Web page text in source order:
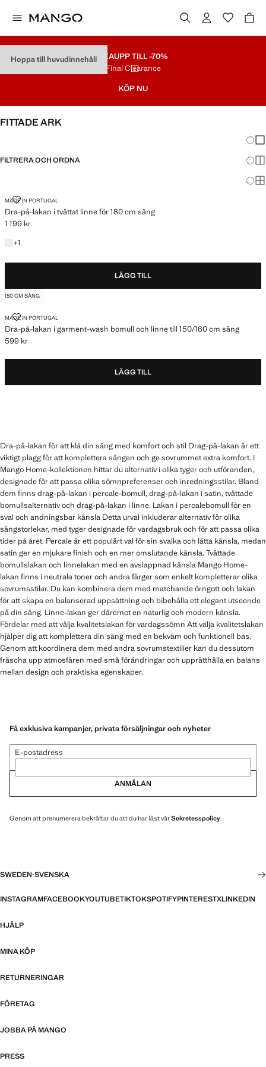
Hoppa till huvudinnehåll REAUPP TILL -70%
Final Clearance
KÖP NU
FITTADE ARK
FILTRERA OCH ORDNA
MADE IN PORTUGAL
Dra-på-lakan i tvättat linne för 180 cm säng
DRA-PÅ-LAKAN I TVÄTTAT LINNE FÖR 180 CM SÄNG
Gällande pris [1 199 kr ]
1 199 kr
+1
+1 färg
LÄGG TILL
150 CM SÄNG
MADE IN PORTUGAL
Dra-på-lakan i garment-wash bomull och linne till 150/160 cm säng
DRA-PÅ-LAKAN I GARMENT-WASH BOMULL OCH LINNE TILL 150/160
Gällande pris [599 kr ]
599 kr
LÄGG TILL
Dra-på-lakan för att klä din säng med komfort och stil Drag-på-lakan är ett
viktigt plagg för att komplettera sängen och ge sovrummet extra komfort. I
Mango Home-kollektionen hittar du alternativ i olika tyger och utföranden,
designade för att passa olika sömnpreferenser och inredningsstilar. Bland
dem finns drag-på-lakan i percale-bomull, drag-på-lakan i satin, tvättade
bomullsalternativ och drag-på-lakan i linne. Lakan i percalebomull för en
sval och andningsbar känsla Detta urval inkluderar alternativ för olika
sängstorlekar, med tyger designade för vardagsbruk och för att passa olika
tider på året. Percale är ett populärt val för sin svalka och lätta känsla, medan
satin ger en mjukare finish och en mer omslutande känsla. Tvättade
bomullslakan och linnelakan med en avslappnad känsla Mango Home-
lakan finns i neutrala toner och andra färger som enkelt kompletterar olika
sovrumsstilar. Du kan kombinera dem med matchande örngott och lakan
för att skapa en balanserad uppsättning och bibehålla ett elegant utseende
på din säng. Linne-lakan ger däremot en naturlig och modern känsla.
Fördelar med att välja kvalitetslakan för vardagssömn Att välja kvalitetslakan
hjälper dig att komplettera din säng med en bekväm och funktionell bas.
Genom att koordinera dem med andra sovrumstextilier kan du dessutom
fräscha upp atmosfären med små förändringar och upprätthålla en balans
mellan design och praktiska egenskaper.
Få exklusiva kampanjer, privata försäljningar och nyheter
E-postadress
ANMÄLAN
Genom att prenumerera bekräftar du att du har läst vårSekretesspolicy.
SWEDEN·SVENSKA
INSTAGRAMFACEBOOKYOUTUBETIKTOKSPOTIFYPINTERESTXLINKEDIN
HJÄLP
MINA KÖP
RETURNERINGAR
FÖRETAG
JOBBA PÅ MANGO
PRESS